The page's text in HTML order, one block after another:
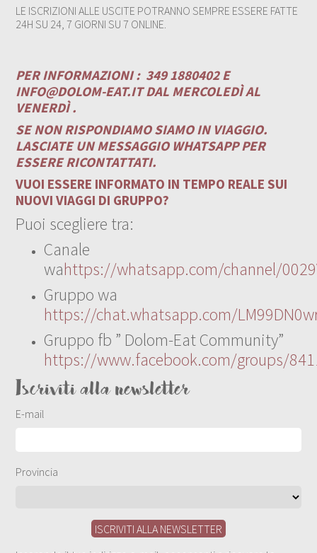
LE ISCRIZIONI ALLE USCITE POTRANNO SEMPRE ESSERE FATTE
24H SU 24, 7 GIORNI SU 7 ONLINE.
PER INFORMAZIONI : 349 1880402 E
INFO@DOLOM-EAT.ITDAL MERCOLEDÌ AL
VENERDÌ .
SE NON RISPONDIAMO SIAMO IN VIAGGIO.
LASCIATE UN MESSAGGIO WHATSAPP PER
ESSERE RICONTATTATI.
VUOI ESSERE INFORMATO IN TEMPO REALE SUI
NUOVI VIAGGI DI GRUPPO?
Puoi scegliere tra:
Canale
wahttps://whatsapp.com/channel/
Gruppo wa
https://chat.whatsapp.com/
Gruppo fb ” Dolom-Eat Community”
https://www.facebook.com/groups/
Iscriviti alla newsletter
E-mail
Provincia